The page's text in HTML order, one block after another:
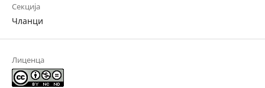
Секција
Чланци
Лиценца